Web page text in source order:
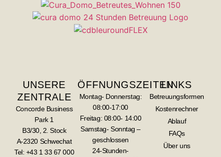
UNSERE
ZENTRALE
Concorde Business
Park 1
B3/30, 2. Stock
A-2320 Schwechat
Tel: +43 1 33 67 000
ÖFFNUNGSZEITEN
Montag- Donnerstag:
08:00-17:00
Freitag: 08:00- 14:00
Samstag- Sonntag –
geschlossen
24-Stunden-
LINKS
Betreuungsformen
Kostenrechner
Ablauf
FAQs
Über uns